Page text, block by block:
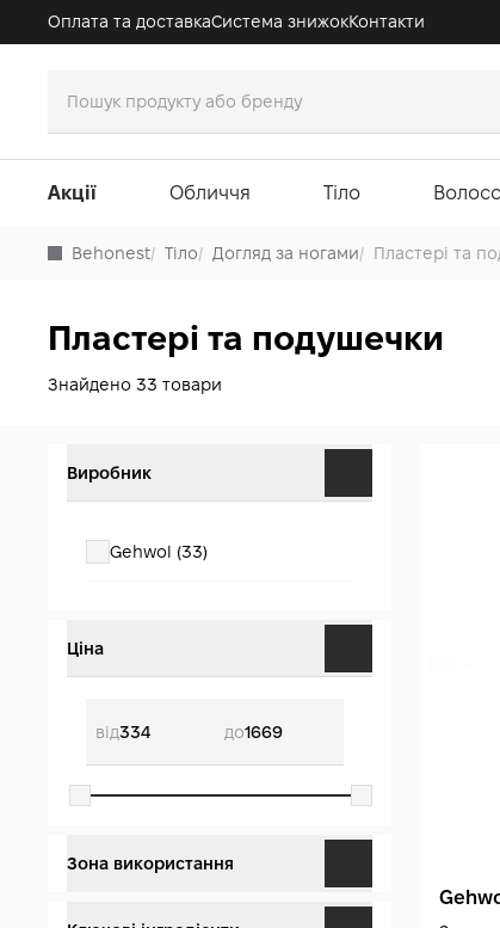
Оплата та доставкаСистема знижокКонтакти
Акції Обличчя Тіло
Behonest/ Тіло/ Догляд за ногами/ Пластері та
Пластері та подушечки
Знайдено 33 товари
Виробник
Gehwol (33)
Ціна
від до
Зона використання
Ступні (29)